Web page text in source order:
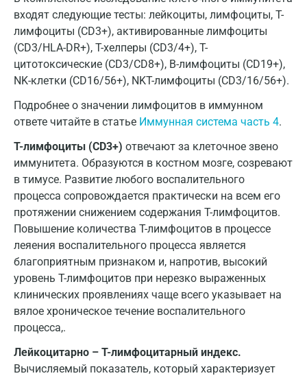
входят следующие тесты: лейкоциты, лимфоциты, T-
лимфоциты (CD3+), активированные лимфоциты
(CD3/HLA-DR+), T-хелперы (CD3/4+), T-
цитотоксические (CD3/CD8+), B-лимфоциты (CD19+),
NK-клетки (CD16/56+), NKT-лимфоциты (CD3/16/56+).
Подробнее о значении лимфоцитов в иммунном
ответе читайте в статье Иммунная система часть 4.
Т-лимфоциты (CD3+) отвечают за клеточное звено
иммунитета. Образуются в костном мозге, созревают
в тимусе. Развитие любого воспалительного
процесса сопровождается практически на всем его
протяжении снижением содержания Т-лимфоцитов.
Повышение количества Т-лимфоцитов в процессе
леяения воспалительного процесса является
благоприятным признаком и, напротив, высокий
уровень Т-лимфоцитов при нерезко выраженных
клинических проявлениях чаще всего указывает на
вялое хроническое течение воспалительного
процесса,.
Лейкоцитарно – Т-лимфоцитарный индекс.
Вычисляемый показатель, который характеризует
Краснодар
Красноярск
Курск
Лабинск
Липецк
Лобня
Люберцы
Майкоп
Мурино
Мурманск
Мытищи
Набережные Челны
Нижневартовск